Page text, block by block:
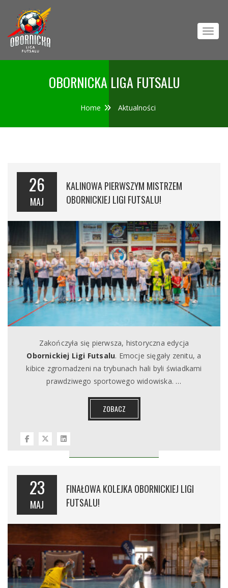
OBORNICKA LIGA FUTSALU
Home Aktualności
26
MAJ
KALINOWA PIERWSZYM MISTRZEM
OBORNICKIEJ LIGI FUTSALU!
Zakończyła się pierwsza, historyczna edycja
Obornickiej Ligi Futsalu. Emocje sięgały zenitu, a
kibice zgromadzeni na trybunach hali byli świadkami
prawdziwego sportowego widowiska. …
ZOBACZ
23
MAJ
FINAŁOWA KOLEJKA OBORNICKIEJ LIGI
FUTSALU!